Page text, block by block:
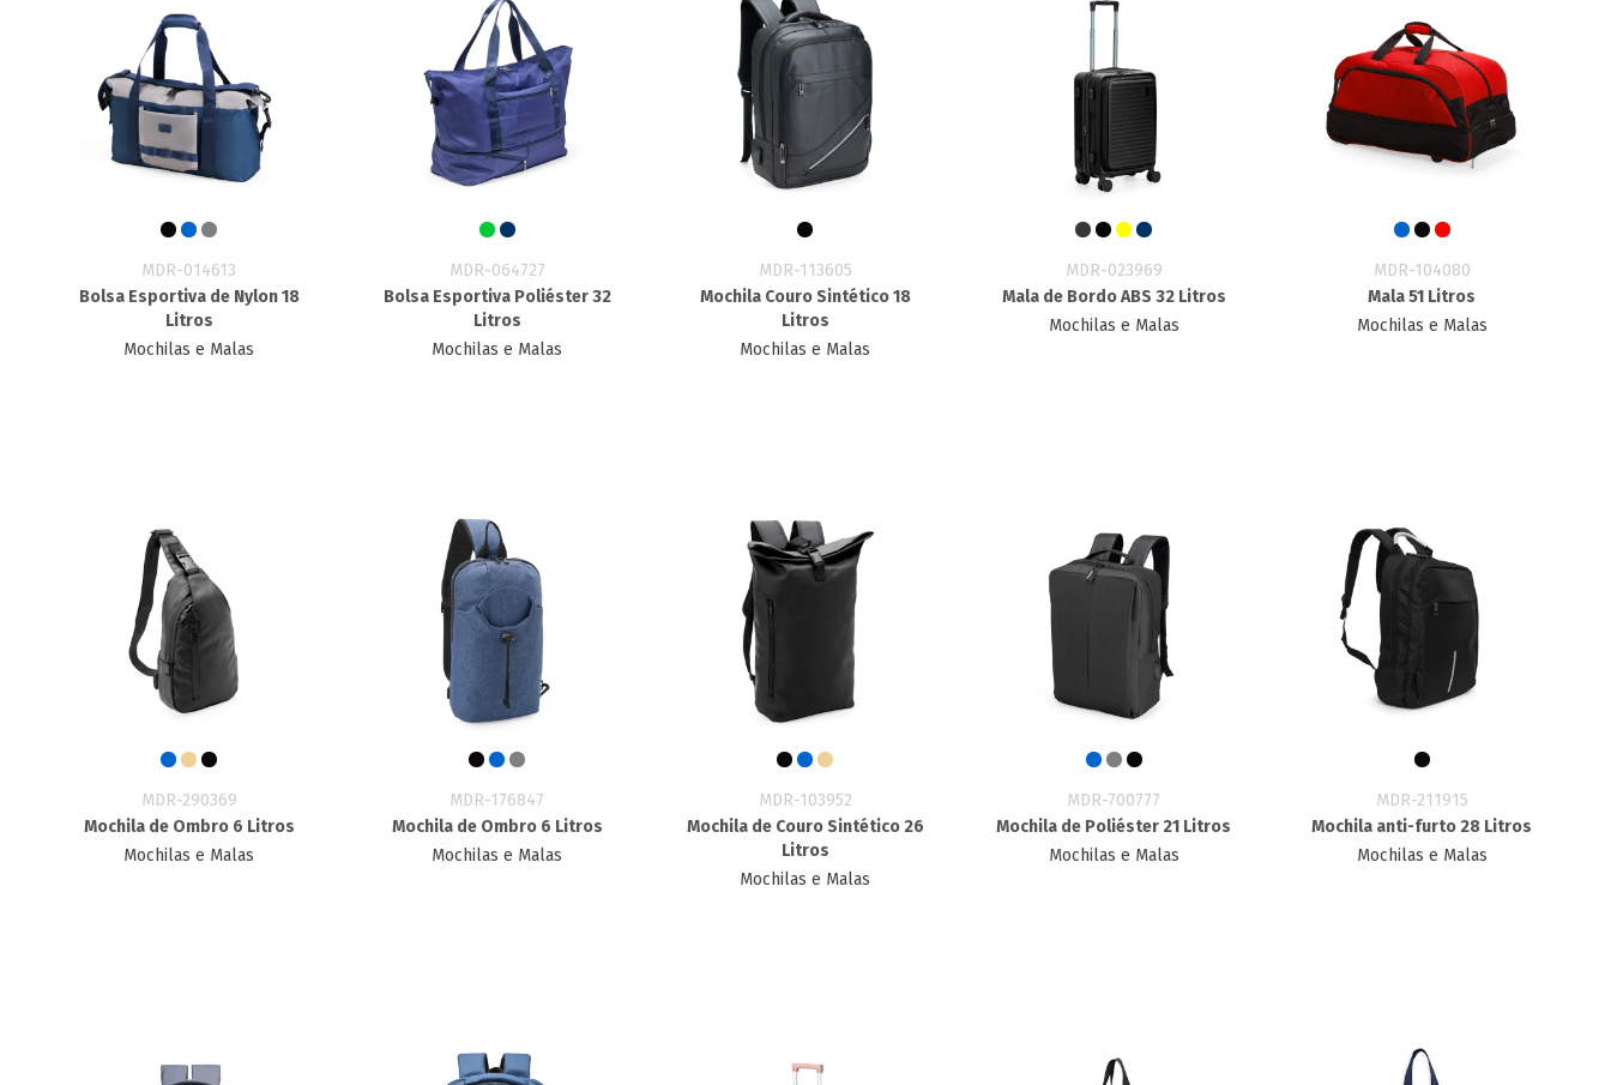
MDR-014613
Bolsa Esportiva de Nylon 18
Litros
Mochilas e Malas
MDR-064727
Bolsa Esportiva Poliéster 32
Litros
Mochilas e Malas
MDR-113605
Mochila Couro Sintético 18
Litros
Mochilas e Malas
MDR-023969
Mala de Bordo ABS 32 Litros
Mochilas e Malas
MDR-104080
Mala 51 Litros
Mochilas e Malas
MDR-290369
Mochila de Ombro 6 Litros
Mochilas e Malas
MDR-176847
Mochila de Ombro 6 Litros
Mochilas e Malas
MDR-103952
Mochila de Couro Sintético 26
Litros
Mochilas e Malas
MDR-700777
Mochila de Poliéster 21 Litros
Mochilas e Malas
MDR-211915
Mochila anti-furto 28 Litros
Mochilas e Malas